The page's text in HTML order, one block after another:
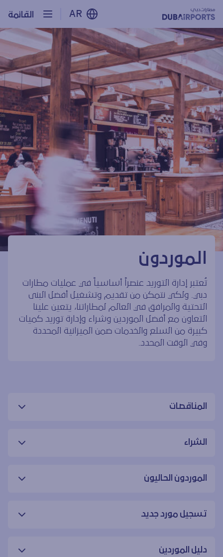
القائمة AR
الموردون
تُعتبر إدارة التوريد عنصراً أساسياً في عمليات مطارات
دبي. ولكي نتمكن من تقديم وتشغيل أفضل البنى
التحتية والمرافق في العالم لمطاراتنا، يتعين علينا
التعاون مع أفضل الموردين وشراء وإدارة توريد كميات
كبيرة من السلع والخدمات ضمن الميزانية المحددة
وفي الوقت المحدد.
المناقصات
الشراء
الموردون الحاليون
تسجيل مورد جديد
دليل الموردين